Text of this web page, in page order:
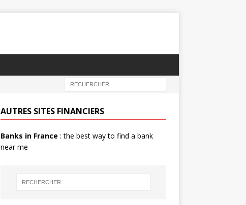
AUTRES SITES FINANCIERS
Banks in France : the best way to find a bank
near me